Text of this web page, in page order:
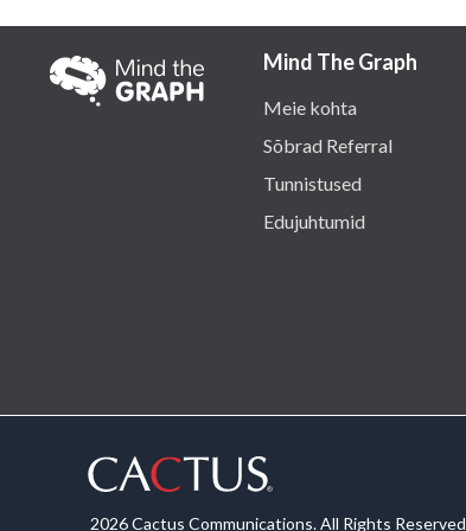
Mind The Graph
Meie kohta
Sõbrad Referral
Tunnistused
Edujuhtumid
2026 Cactus Communications. All Rights Reserved